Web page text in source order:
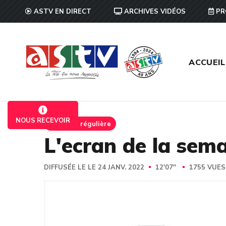
ASTV EN DIRECT ARCHIVES VIDÉOS
ACCUEIL
NOUS RECEVOIREmission régulière
L'ecran de la
DIFFUSÉE LE LE 24 JANV. 2022 12'07'' 1755